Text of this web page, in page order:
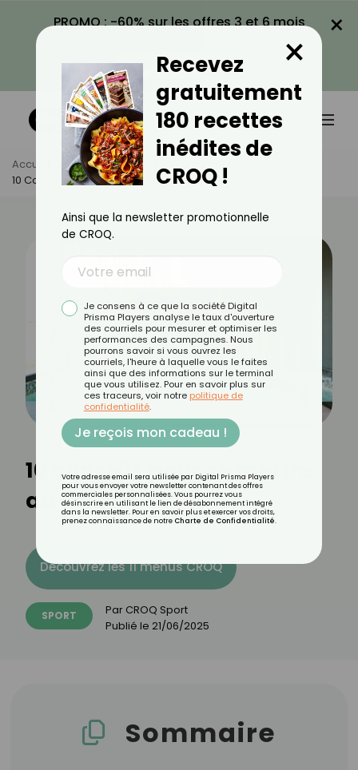
PROMO : -60% sur les offres 3 et 6 mois
VOIR LA PROMO
×
Accueil Actus
Sport
10 Conseils Pour Se Mettre Au Taï Chi
10 conseils pour se mettre
au taï chi
Découvrez les 11 menus CROQ
SPORT Par CROQ Sport
Publié le 21/06/2025
Sommaire
Recevez
gratuitement
180 recettes
inédites de
CROQ !
×
Ainsi que la newsletter promotionnelle
de CROQ.
Je consens à ce que la société Digital
Prisma Players analyse le taux d'ouverture
des courriels pour mesurer et optimiser les
performances des campagnes. Nous
pourrons savoir si vous ouvrez les
courriels, l'heure à laquelle vous le faites
ainsi que des informations sur le terminal
que vous utilisez. Pour en savoir plus sur
ces traceurs, voir notre politique de
confidentialité.
Je reçois mon cadeau !
Votre adresse email sera utilisée par Digital Prisma Players
pour vous envoyer votre newsletter contenant des offres
commerciales personnalisées. Vous pourrez vous
désinscrire en utilisant le lien de désabonnement intégré
dans la newsletter. Pour en savoir plus et exercer vos droits,
prenez connaissance de notre Charte de Confidentialité.